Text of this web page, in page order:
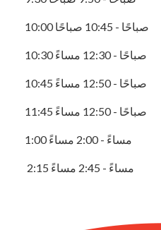
10:00 صباحًا - 10:45 صباحًا
10:30 صباحًا - 12:30 مساءً
1:00 مساءً - 2:00 مساءً
2:15 مساءً - 2:45 مساءً